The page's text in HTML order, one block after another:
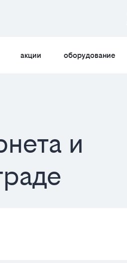
акции оборудование
и